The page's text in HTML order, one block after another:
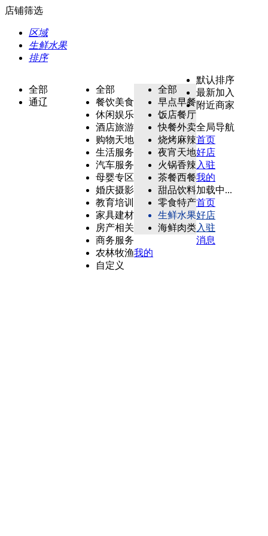
店铺筛选
区域
生鲜水果
排序
全部
通辽
全部
餐饮美食
休闲娱乐
酒店旅游
购物天地
生活服务
汽车服务
母婴专区
婚庆摄影
教育培训
家具建材
房产相关
商务服务
农林牧渔
自定义
全部
早点早餐
饭店餐厅
快餐外卖
烧烤麻辣
夜宵天地
火锅香辣
茶餐西餐
甜品饮料
零食特产
生鲜水果
海鲜肉类
默认排序
最新加入
附近商家
全局导航
首页
好店
入驻
我的
加载中...
首页
好店
入驻
消息
我的